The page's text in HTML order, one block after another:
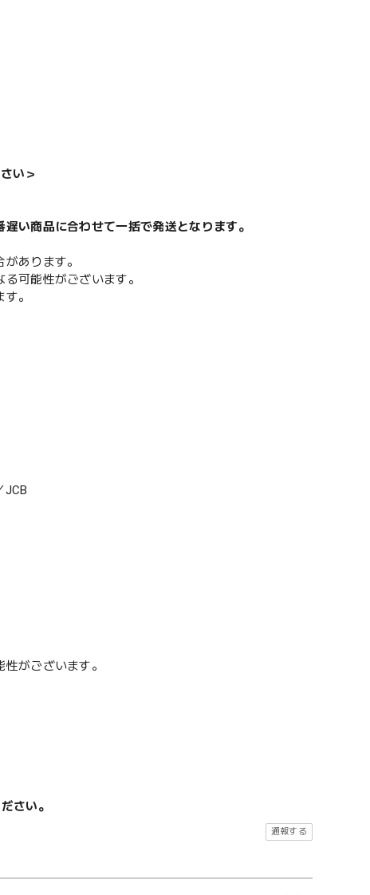
い＞
い商品に合わせて一括で発送となります。
あります。
可能性がございます。
。
がございます。
さい。
通報する